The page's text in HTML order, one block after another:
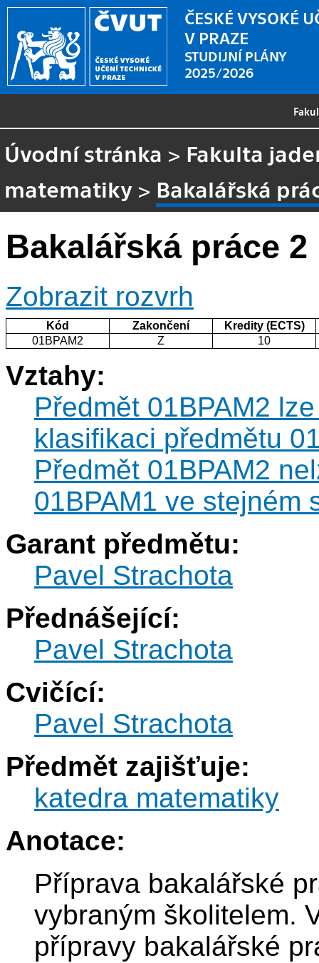
ČESKÉ VYSOKÉ
V PRAZE
STUDIJNÍ PLÁNY
2025/2026
Úvodní stránka > Fakulta
matematiky > Bakalářská
Bakalářská práce 2
Zobrazit rozvrh
Kód Zakončení
Kredity (ECTS)
01BPAM2
Z 10
Vztahy:
Předmět 01BPAM2
klasifikaci předmětu
Předmět 01BPAM2
01BPAM1 ve stejném
Garant předmětu:
Pavel Strachota
Přednášející:
Pavel Strachota
Cvičící:
Pavel Strachota
Předmět zajišťuje:
katedra matematiky
Anotace:
Příprava bakalářské
vybraným školitelem.
přípravy bakalářské